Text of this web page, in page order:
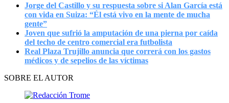
Jorge del Castillo y su respuesta sobre si Alan García está
con vida en Suiza: “Él está vivo en la mente de mucha
gente”
Joven que sufrió la amputación de una pierna por caída
del techo de centro comercial era futbolista
Real Plaza Trujillo anuncia que correrá con los gastos
médicos y de sepelios de las víctimas
SOBRE EL AUTOR